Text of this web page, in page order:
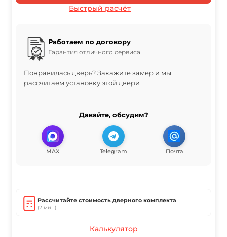
Быстрый расчёт
Работаем по договору
Гарантия отличного сервиса
Понравилась дверь? Закажите замер и мы
рассчитаем установку этой двери
Давайте, обсудим?
MAX Telegram Почта
Рассчитайте стоимость дверного комплекта
(2 мин)
Калькулятор